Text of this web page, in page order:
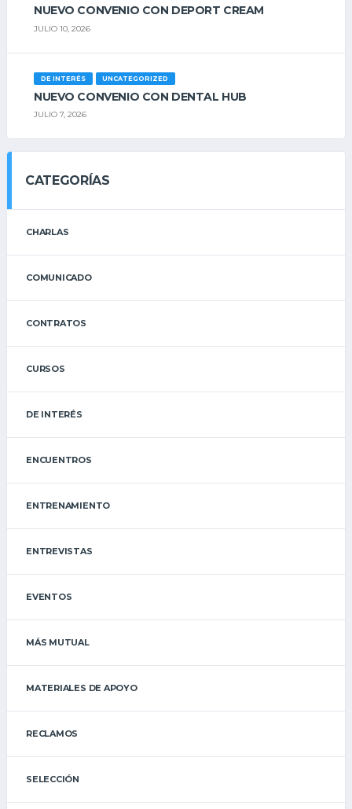
NUEVO CONVENIO CON DEPORT CREAM
JULIO 10, 2026
DE INTERÉS UNCATEGORIZED
NUEVO CONVENIO CON DENTAL HUB
JULIO 7, 2026
CATEGORÍAS
CHARLAS
COMUNICADO
CONTRATOS
CURSOS
DE INTERÉS
ENCUENTROS
ENTRENAMIENTO
ENTREVISTAS
EVENTOS
MÁS MUTUAL
MATERIALES DE APOYO
RECLAMOS
SELECCIÓN